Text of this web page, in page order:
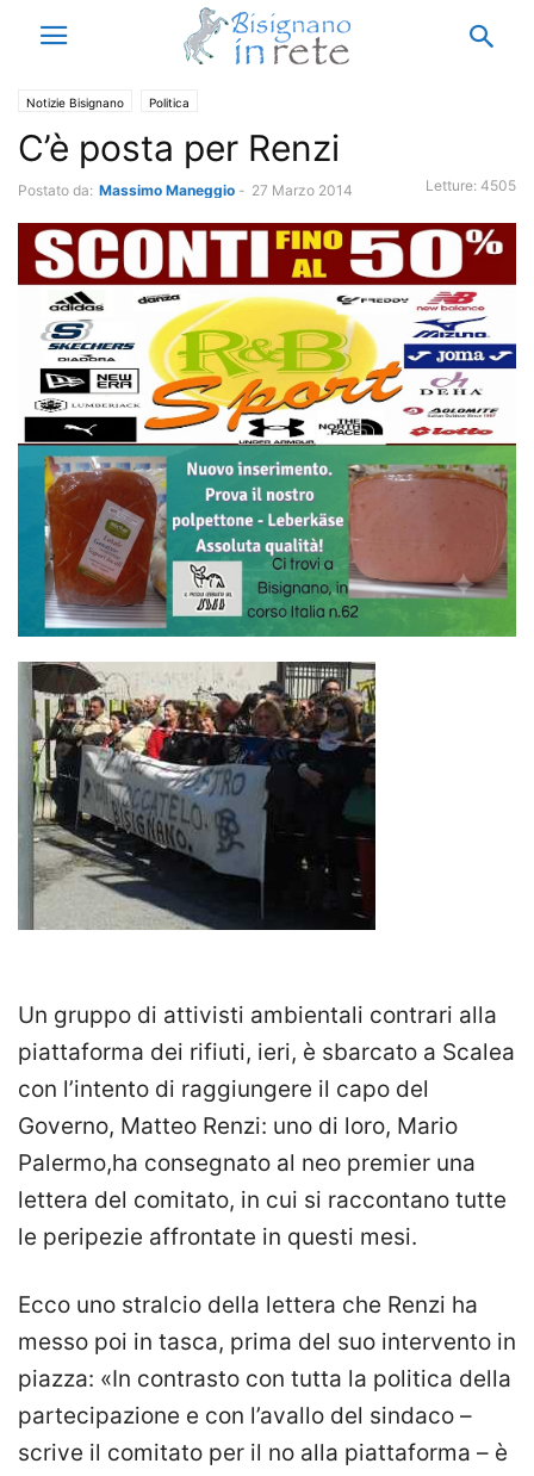
Notizie Bisignano Politica
C’è posta per Renzi
Postato da: Massimo Maneggio - 27 Marzo 2014 Letture: 4505
Un gruppo di attivisti ambientali contrari alla
piattaforma dei rifiuti, ieri, è sbarcato a Scalea
con l’intento di raggiungere il capo del
Governo, Matteo Renzi: uno di loro, Mario
Palermo,ha consegnato al neo premier una
lettera del comitato, in cui si raccontano tutte
le peripezie affrontate in questi mesi.
Ecco uno stralcio della lettera che Renzi ha
messo poi in tasca, prima del suo intervento in
piazza: «In contrasto con tutta la politica della
partecipazione e con l’avallo del sindaco –
scrive il comitato per il no alla piattaforma – è